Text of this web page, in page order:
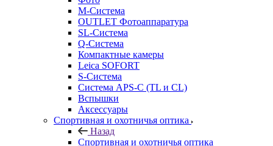
M-Система
OUTLET Фотоаппаратура
SL-Система
Q-Cистема
Компактные камеры
Leica SOFORT
S-Система
Система APS-C (TL и CL)
Вспышки
Аксессуары
Спортивная и охотничья оптика
Назад
Спортивная и охотничья оптика